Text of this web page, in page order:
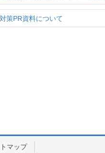
策PR資料について
マップ